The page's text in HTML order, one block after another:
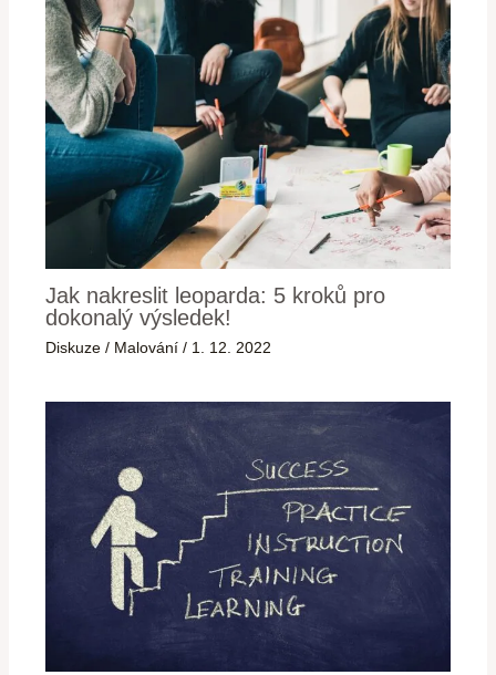
Jak nakreslit leoparda: 5 kroků pro
dokonalý výsledek!
Diskuze / Malování / 1. 12. 2022